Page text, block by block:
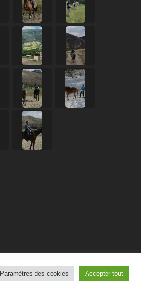
Paramètres des cookies Accepter tout